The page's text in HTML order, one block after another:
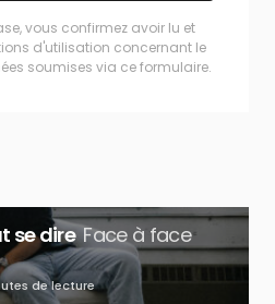
vous confirmez avoir lu et
d'utilisation concernant le
soumises via ce formulaire.
se dire Face à face
de lecture